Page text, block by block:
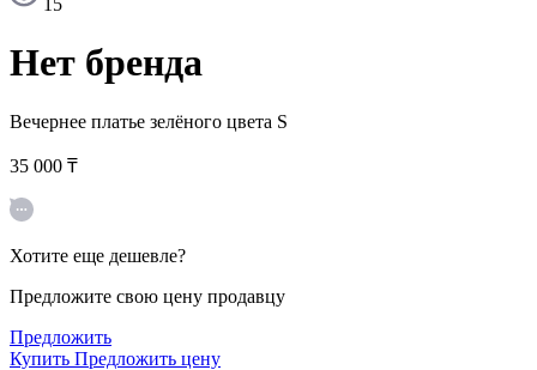
15
Нет бренда
Вечернее платье зелёного цвета S
35 000 ₸
Хотите еще дешевле?
Предложите свою цену продавцу
Предложить
Купить Предложить цену